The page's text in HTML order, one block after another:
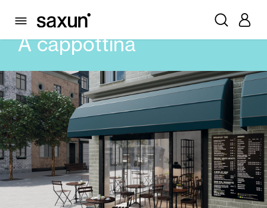
PRODOTTI TENDE ESTERNE
A cappottina
Cassonetti e Tapparelle Avvolgibili
Pergole Bioclimatiche
Frangisole e Persiane Maiorchine
Tende interne